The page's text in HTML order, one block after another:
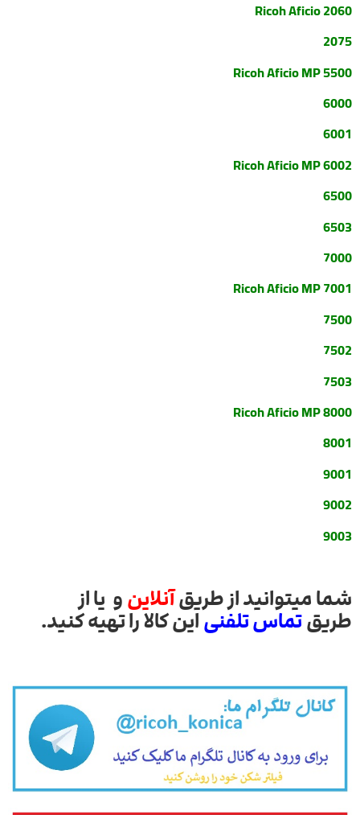
Ricoh Aficio 2060
2075
Ricoh Aficio MP 5500
6000
6001
Ricoh Aficio MP 6002
6500
6503
7000
Ricoh Aficio MP 7001
7500
7502
7503
Ricoh Aficio MP 8000
8001
9001
9002
9003
شما میتوانید از طریقآنلاینو یا از
طریقتماس تلفنیاین کالا را تهیه کنید.